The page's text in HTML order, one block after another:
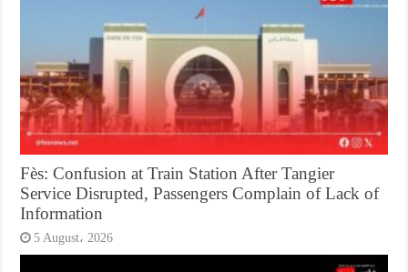
Fès: Confusion at Train Station After Tangier
Service Disrupted, Passengers Complain of Lack of
Information
5 August، 2026